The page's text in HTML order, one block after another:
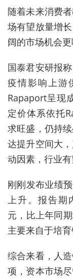
随着未来消费
场有望放量增
阔的市场机会更
国泰君安研报
疫情影响上游
Rapaport呈现
定价体系依托
求旺盛，仍持
达提升空间大
动因素，行业有
刚刚发布业绩
上升。报告期
元，比上年同
主要来自于培育
综合来看，人
项，资本市场